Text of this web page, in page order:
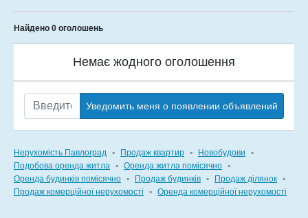
Найдено 0 оголошень
Немає жодного оголошення
Уведомить меня о появлении объявлений
Нерухомість Павлоград ▪ Продаж квартир ▪ Новобудови
▪
Подобова оренда житла ▪ Оренда житла помісячно ▪
Оренда будинків помісячно ▪ Продаж будинків ▪ Продаж ділянок ▪
Продаж комерційної нерухомості
▪ Оренда комерційної нерухомості